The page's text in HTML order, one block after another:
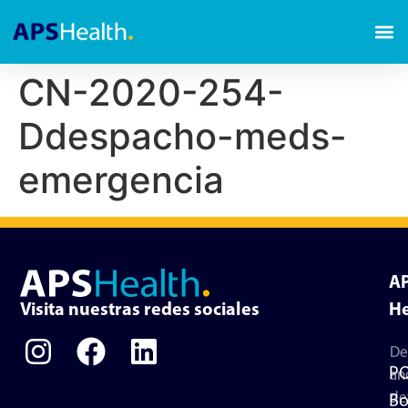
CN-2020-254-
Ddespacho-meds-
emergencia
Visita nuestras redes sociales